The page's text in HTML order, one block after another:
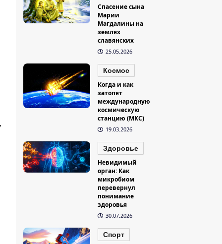
Спасение сына
Марии
Магдалины на
землях
славянских
25.05.2026
Космос
Когда и как
затопят
международную
космическую
станцию (МКС)
19.03.2026
Здоровье
Невидимый
орган: Как
микробиом
перевернул
понимание
здоровья
30.07.2026
Спорт